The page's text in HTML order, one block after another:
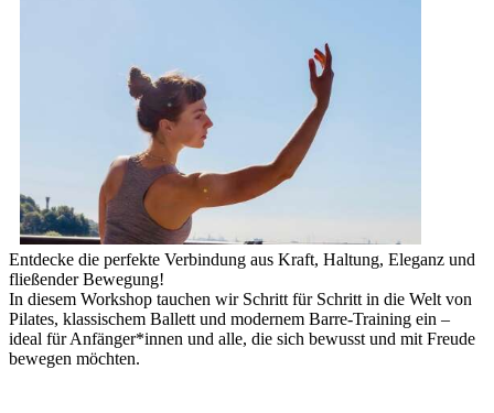
Entdecke die perfekte Verbindung aus Kraft, Haltung, Eleganz und
fließender Bewegung!
In diesem Workshop tauchen wir Schritt für Schritt in die Welt von
Pilates, klassischem Ballett und modernem Barre-Training ein –
ideal für Anfänger*innen und alle, die sich bewusst und mit Freude
bewegen möchten.